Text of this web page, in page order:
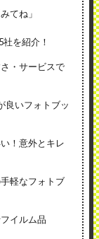
てね」
を紹介！
・サービスで
良いフォトブッ
！意外とキレ
軽なフォトブ
イルム品